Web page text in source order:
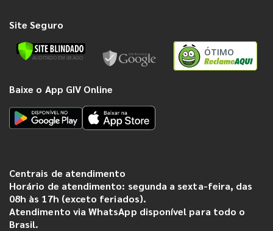
Site Seguro
ÓTIMO
Baixe o App GIV Online
Centrais de atendimento
Horário de atendimento: segunda a sexta-feira, das
08h às 17h (exceto feriados).
Atendimento via WhatsApp disponível para todo o
Brasil.